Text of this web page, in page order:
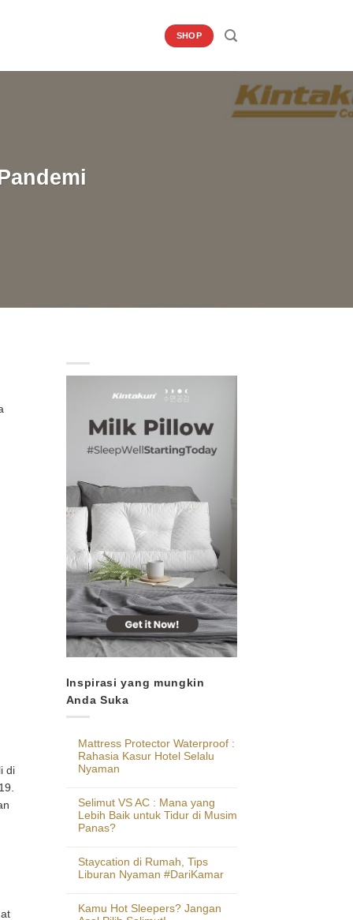
SHOP
di
Inspirasi yang mungkin
Anda Suka
Mattress Protector Waterproof :
Rahasia Kasur Hotel Selalu
Nyaman
Selimut VS AC : Mana yang
Lebih Baik untuk Tidur di Musim
Panas?
Staycation di Rumah, Tips
Liburan Nyaman #DariKamar
Kamu Hot Sleepers? Jangan